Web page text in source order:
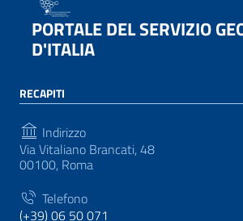
PORTALE DEL SERVIZIO
D'ITALIA
RECAPITI
Indirizzo
Via Vitaliano Brancati, 48
00100, Roma
Telefono
(+39) 06 50 071